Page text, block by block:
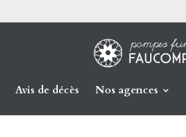
Avis de décès Nos agences